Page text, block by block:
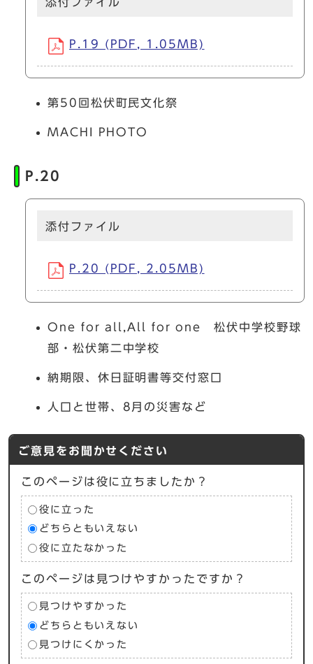
添付ファイル
P.19 (PDF, 1.05MB)
第50回松伏町民文化祭
MACHI PHOTO
P.20
添付ファイル
P.20 (PDF, 2.05MB)
One for all,All for one 松伏中学校野球
部・松伏第二中学校
納期限、休日証明書等交付窓口
人口と世帯、8月の災害など
ご意見をお聞かせください
このページは役に立ちましたか？
役に立った
どちらともいえない
役に立たなかった
このページは見つけやすかったですか？
見つけやすかった
どちらともいえない
見つけにくかった